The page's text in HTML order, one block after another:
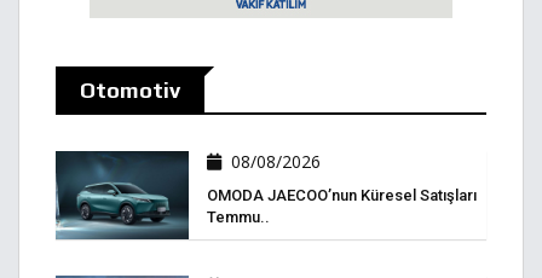
Otomotiv
08/08/2026
OMODA JAECOO’nun Küresel Satışları
Temmu..